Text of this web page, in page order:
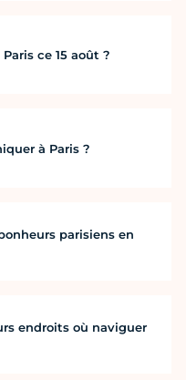
ce 15 août ?
à Paris ?
parisiens en
endroits où naviguer